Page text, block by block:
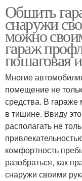
Обшить
снаружи
можно
гараж
пошаговая
Многие
помещение не
средства. В гараже
в тишине. Ввиду
располагать не
комфортность
разобраться, как
снаружи своими